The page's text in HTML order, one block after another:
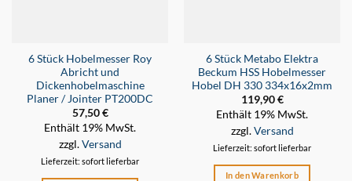
6 Stück Hobelmesser Roy
Abricht und
Dickenhobelmaschine
Planer / Jointer PT200DC
57,50€
Enthält 19% MwSt.
zzgl.Versand
Lieferzeit: sofort lieferbar
6 Stück Metabo Elektra
Beckum HSS Hobelmesser
Hobel DH 330 334x16x2mm
119,90€
Enthält 19% MwSt.
zzgl.Versand
Lieferzeit: sofort lieferbar
In den Warenkorb